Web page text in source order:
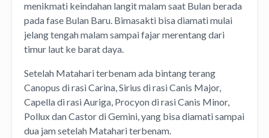
menikmati keindahan langit malam saat Bulan berada
pada fase Bulan Baru. Bimasakti bisa diamati mulai
jelang tengah malam sampai fajar merentang dari
timur laut ke barat daya.
Setelah Matahari terbenam ada bintang terang
Canopus di rasi Carina, Sirius di rasi Canis Major,
Capella di rasi Auriga, Procyon di rasi Canis Minor,
Pollux dan Castor di Gemini, yang bisa diamati sampai
dua jam setelah Matahari terbenam.